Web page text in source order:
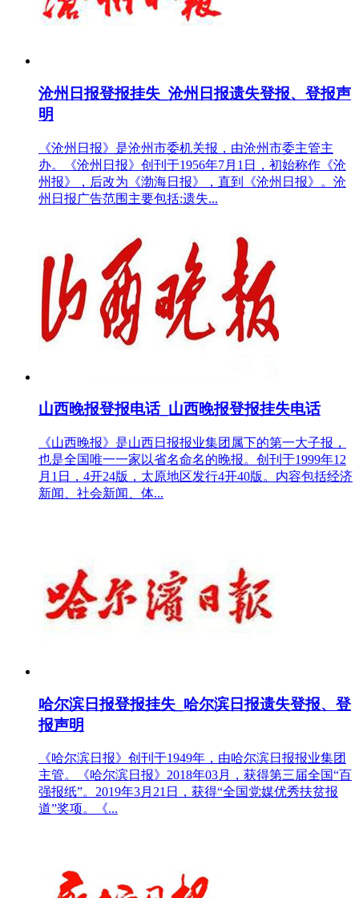
沧州日报登报挂失_沧州日报遗失登报、登报声
明
《沧州日报》是沧州市委机关报，由沧州市委主管主
办。《沧州日报》创刊于1956年7月1日，初始称作《沧
州报》，后改为《渤海日报》，直到《沧州日报》。沧
州日报广告范围主要包括:遗失...
山西晚报登报电话_山西晚报登报挂失电话
《山西晚报》是山西日报报业集团属下的第一大子报，
也是全国唯一一家以省名命名的晚报。创刊于1999年12
月1日，4开24版，太原地区发行4开40版。内容包括经济
新闻、社会新闻、体...
哈尔滨日报登报挂失_哈尔滨日报遗失登报、登
报声明
《哈尔滨日报》创刊于1949年，由哈尔滨日报报业集团
主管。《哈尔滨日报》2018年03月，获得第三届全国“百
强报纸”。2019年3月21日，获得“全国党媒优秀扶贫报
道”奖项。《...